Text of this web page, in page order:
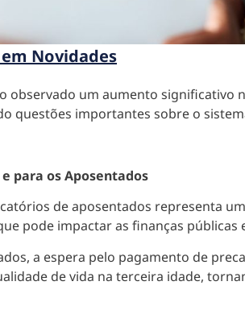
Novidades
observado um aumento significativo
questões importantes sobre o
para os Aposentados
de aposentados representa
pode impactar as finanças
a espera pelo pagamento de
de vida na terceira idade,